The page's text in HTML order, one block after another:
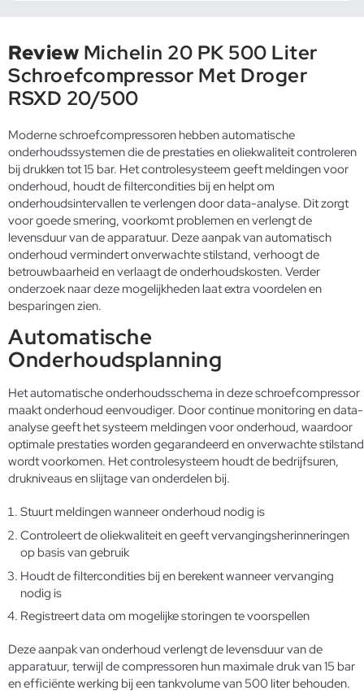
Review Michelin 20 PK 500 Liter
Schroefcompressor Met Droger
RSXD 20/500
Moderne schroefcompressoren hebben automatische
onderhoudssystemen die de prestaties en oliekwaliteit controleren
bij drukken tot 15 bar. Het controlesysteem geeft meldingen voor
onderhoud, houdt de filtercondities bij en helpt om
onderhoudsintervallen te verlengen door data-analyse. Dit zorgt
voor goede smering, voorkomt problemen en verlengt de
levensduur van de apparatuur. Deze aanpak van automatisch
onderhoud vermindert onverwachte stilstand, verhoogt de
betrouwbaarheid en verlaagt de onderhoudskosten. Verder
onderzoek naar deze mogelijkheden laat extra voordelen en
besparingen zien.
Automatische
Onderhoudsplanning
Het automatische onderhoudsschema in deze schroefcompressor
maakt onderhoud eenvoudiger. Door continue monitoring en data-
analyse geeft het systeem meldingen voor onderhoud, waardoor
optimale prestaties worden gegarandeerd en onverwachte stilstand
wordt voorkomen. Het controlesysteem houdt de bedrijfsuren,
drukniveaus en slijtage van onderdelen bij.
Stuurt meldingen wanneer onderhoud nodig is
Controleert de oliekwaliteit en geeft vervangingsherinneringen
op basis van gebruik
Houdt de filtercondities bij en berekent wanneer vervanging
nodig is
Registreert data om mogelijke storingen te voorspellen
Deze aanpak van onderhoud verlengt de levensduur van de
apparatuur, terwijl de compressoren hun maximale druk van 15 bar
en efficiënte werking bij een tankvolume van 500 liter behouden.